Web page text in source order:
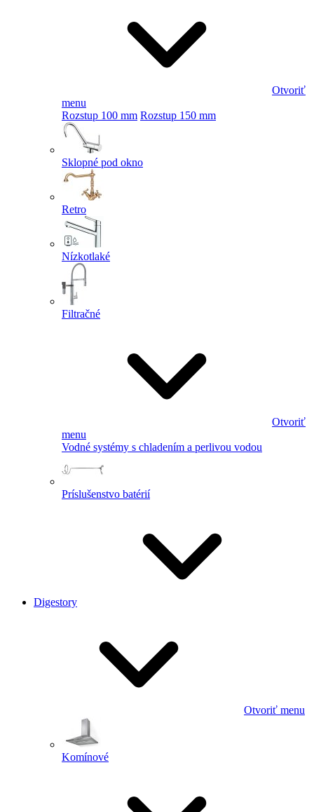
Otvoriť
menu
Rozstup 100 mm Rozstup 150 mm
Sklopné pod okno
Retro
Nízkotlaké
Filtračné
Otvoriť
menu
Vodné systémy s chladením a perlivou vodou
Príslušenstvo batérií
Digestory
Otvoriť menu
Komínové